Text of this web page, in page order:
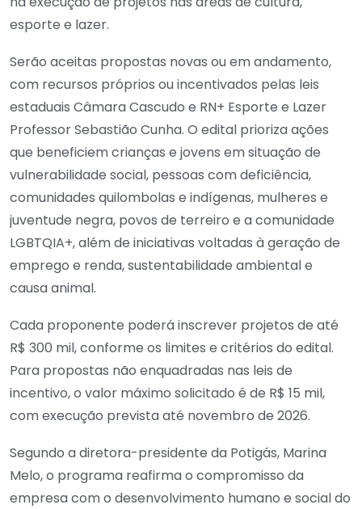
esporte e lazer.
Serão aceitas propostas novas ou em andamento,
com recursos próprios ou incentivados pelas leis
estaduais Câmara Cascudo e RN+ Esporte e Lazer
Professor Sebastião Cunha. O edital prioriza ações
que beneficiem crianças e jovens em situação de
vulnerabilidade social, pessoas com deficiência,
comunidades quilombolas e indígenas, mulheres e
juventude negra, povos de terreiro e a comunidade
LGBTQIA+, além de iniciativas voltadas à geração de
emprego e renda, sustentabilidade ambiental e
causa animal.
Cada proponente poderá inscrever projetos de até
R$ 300 mil, conforme os limites e critérios do edital.
Para propostas não enquadradas nas leis de
incentivo, o valor máximo solicitado é de R$ 15 mil,
com execução prevista até novembro de 2026.
Segundo a diretora-presidente da Potigás, Marina
Melo, o programa reafirma o compromisso da
empresa com o desenvolvimento humano e social do